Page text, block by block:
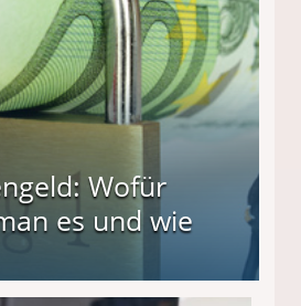
Wofür
es und wie